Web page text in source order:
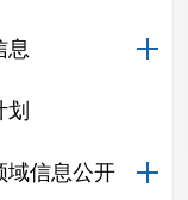
息
划
域信息公开